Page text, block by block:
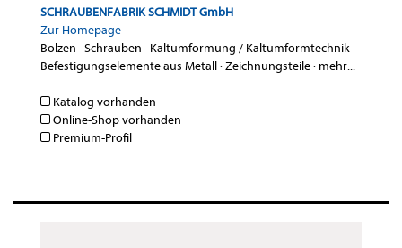
SCHRAUBENFABRIK SCHMIDT GmbH
Zur Homepage
Bolzen ·Schrauben · Kaltumformung / Kaltumformtechnik·
Befestigungselemente aus Metall·Zeichnungsteile· mehr...
Katalog vorhanden
Online-Shop vorhanden
Premium-Profil